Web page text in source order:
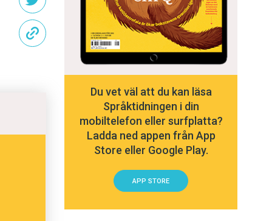
Du vet väl att du kan läsa
Språktidningen i din
mobiltelefon eller surfplatta?
Ladda ned appen från App
Store eller Google Play.
APP STORE